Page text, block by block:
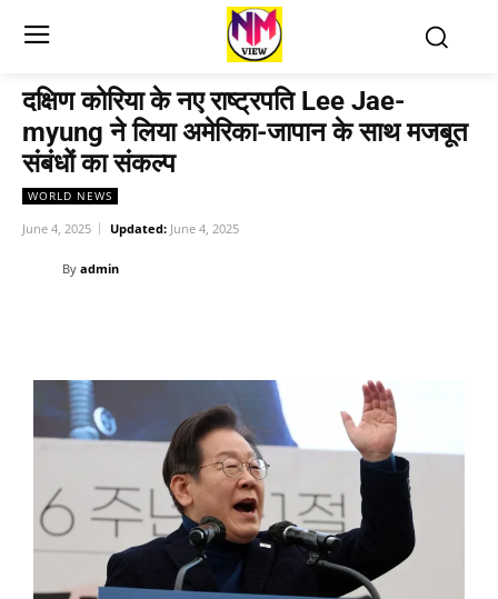
दक्षिण कोरिया के नए राष्ट्रपति Lee Jae-
myung ने लिया अमेरिका-जापान के साथ मजबूत
संबंधों का संकल्प
WORLD NEWS
June 4, 2025 Updated: June 4, 2025
By admin